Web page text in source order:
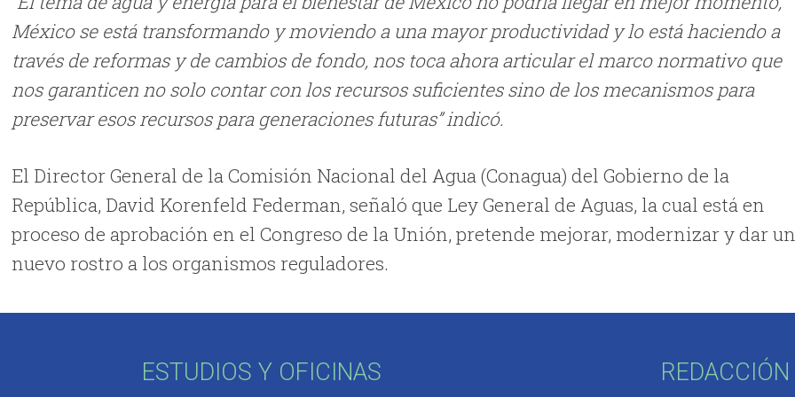
México se está transformando y moviendo a una mayor productividad y lo está haciendo a
través de reformas y de cambios de fondo, nos toca ahora articular el marco normativo que
nos garanticen no solo contar con los recursos suficientes sino de los mecanismos para
preservar esos recursos para generaciones futuras” indicó.
El Director General de la Comisión Nacional del Agua (Conagua) del Gobierno de la
República, David Korenfeld Federman, señaló que Ley General de Aguas, la cual está en
proceso de aprobación en el Congreso de la Unión, pretende mejorar, modernizar y dar un
nuevo rostro a los organismos reguladores.
ESTUDIOS Y OFICINAS